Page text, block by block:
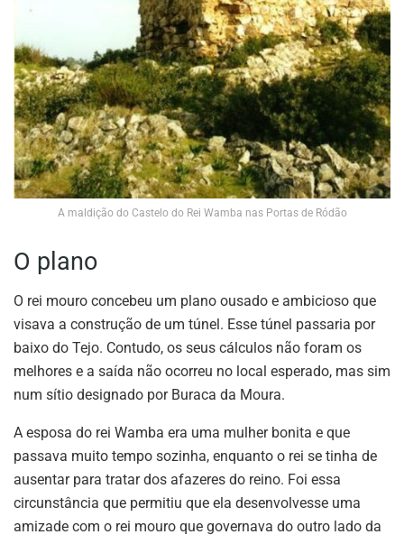
A maldição do Castelo do Rei Wamba nas Portas de Ródão
O plano
O rei mouro concebeu um plano ousado e ambicioso que
visava a construção de um túnel. Esse túnel passaria por
baixo do Tejo. Contudo, os seus cálculos não foram os
melhores e a saída não ocorreu no local esperado, mas sim
num sítio designado por Buraca da Moura.
A esposa do rei Wamba era uma mulher bonita e que
passava muito tempo sozinha, enquanto o rei se tinha de
ausentar para tratar dos afazeres do reino. Foi essa
circunstância que permitiu que ela desenvolvesse uma
amizade com o rei mouro que governava do outro lado da